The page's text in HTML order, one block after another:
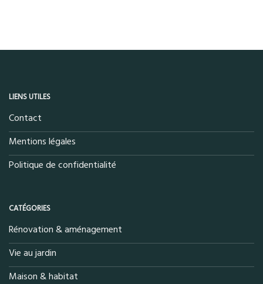
LIENS UTILES
Contact
Mentions légales
Politique de confidentialité
CATÉGORIES
Rénovation & aménagement
Vie au jardin
Maison & habitat